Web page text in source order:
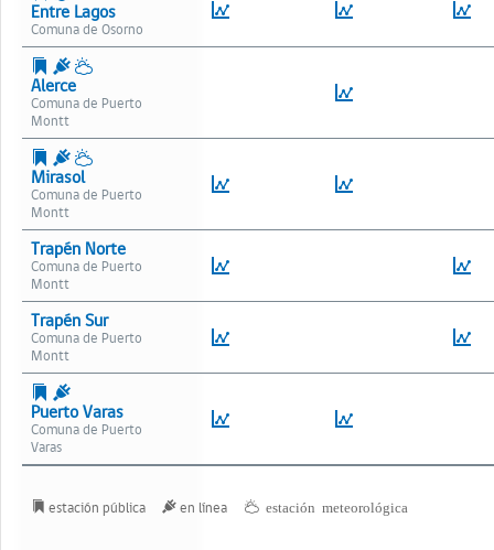
Entre Lagos
Osorno
Alerce
Puerto
Montt
Mirasol
Puerto
Montt
Trapén Norte
Puerto
Montt
Trapén Sur
Puerto
Montt
Puerto Varas
Puerto
Varas
estación pública en línea estación meteorológica